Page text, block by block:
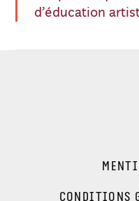
d’éducation
CONDITIONS